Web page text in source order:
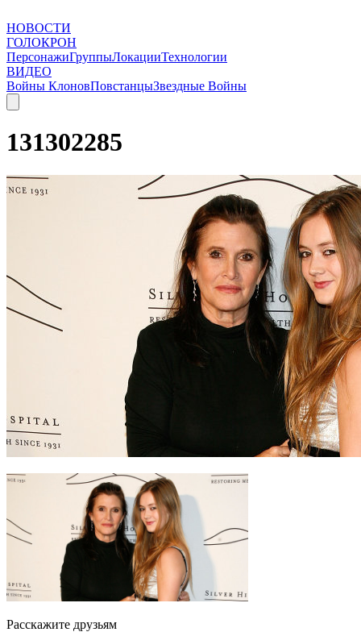
НОВОСТИ
ГОЛОКРОН
ПерсонажиГруппыЛокацииТехнологии
ВИДЕО
Войны КлоновПовстанцыЗвездные Войны
131302285
Расскажите друзьям